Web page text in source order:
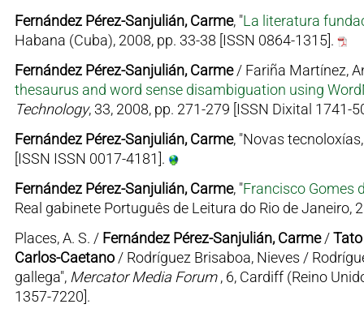
Fernández Pérez-Sanjulián, Carme, "La literatura
Habana (Cuba), 2008, pp. 33-38 [ISSN 0864-1315].
Fernández Pérez-Sanjulián, Carme/ Fariña Martínez,
thesaurus and word sense disambiguation using
Technology, 33, 2008, pp. 271-279 [ISSN Dixital 1741-
Fernández Pérez-Sanjulián, Carme, "Novas
[ISSN ISSN 0017-4181].
Fernández Pérez-Sanjulián, Carme, "Francisco Gomes
Real gabinete Português de Leitura do Rio de Janeiro,
Places, A. S. / Fernández Pérez-Sanjulián, Carme/
Carlos-Caetano/ Rodríguez Brisaboa, Nieves /
gallega", Mercator Media Forum, 6, Cardiff (Reino
1357-7220].